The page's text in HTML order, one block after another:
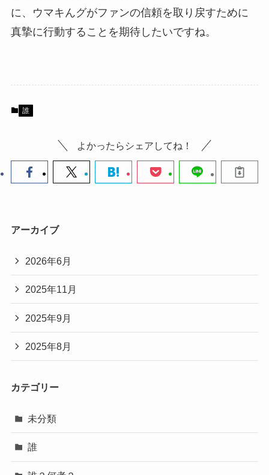
に、ウマキんグがファンの信頼を取り戻すために
真摯に行動することを期待したいですね。
誰
よかったらシェアしてね！
アーカイブ
2026年6月
2025年11月
2025年9月
2025年8月
カテゴリー
未分類
誰